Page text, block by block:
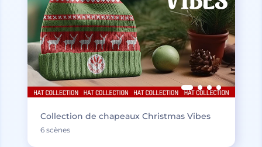
Collection de chapeaux Christmas Vibes
6 scènes